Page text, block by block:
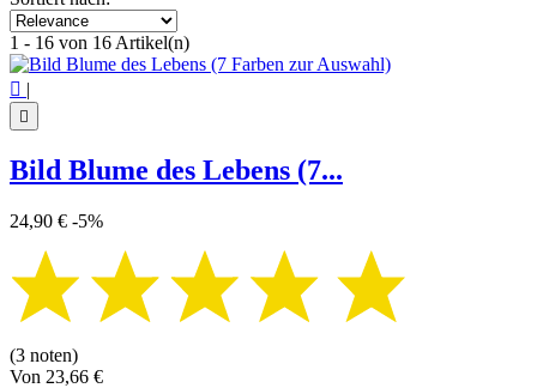
Blume des Lebens
View products16
1 - 16 von 16 Artikel(n)
 |

Bild Blume des Lebens (7...
24,90 € -5%
(3 noten)
Von 23,66 €